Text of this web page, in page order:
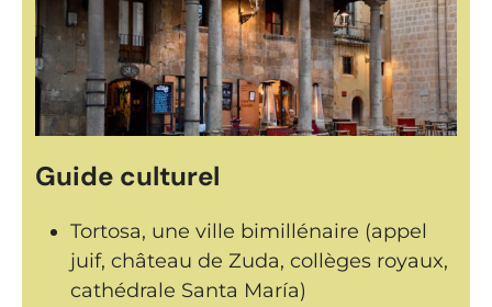
Guide culturel
Tortosa, une ville bimillénaire (appel
juif, château de Zuda, collèges royaux,
cathédrale Santa María)